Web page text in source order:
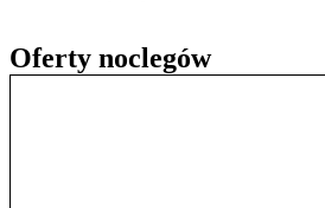
Oferty noclegów